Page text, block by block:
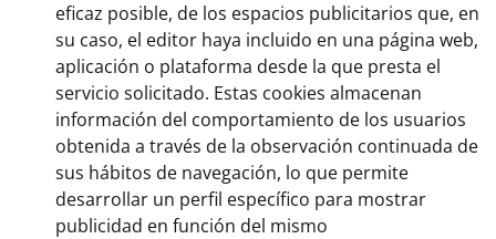
eficaz posible, de los espacios publicitarios que, en
su caso, el editor haya incluido en una página web,
aplicación o plataforma desde la que presta el
servicio solicitado. Estas cookies almacenan
información del comportamiento de los usuarios
obtenida a través de la observación continuada de
sus hábitos de navegación, lo que permite
desarrollar un perfil específico para mostrar
publicidad en función del mismo